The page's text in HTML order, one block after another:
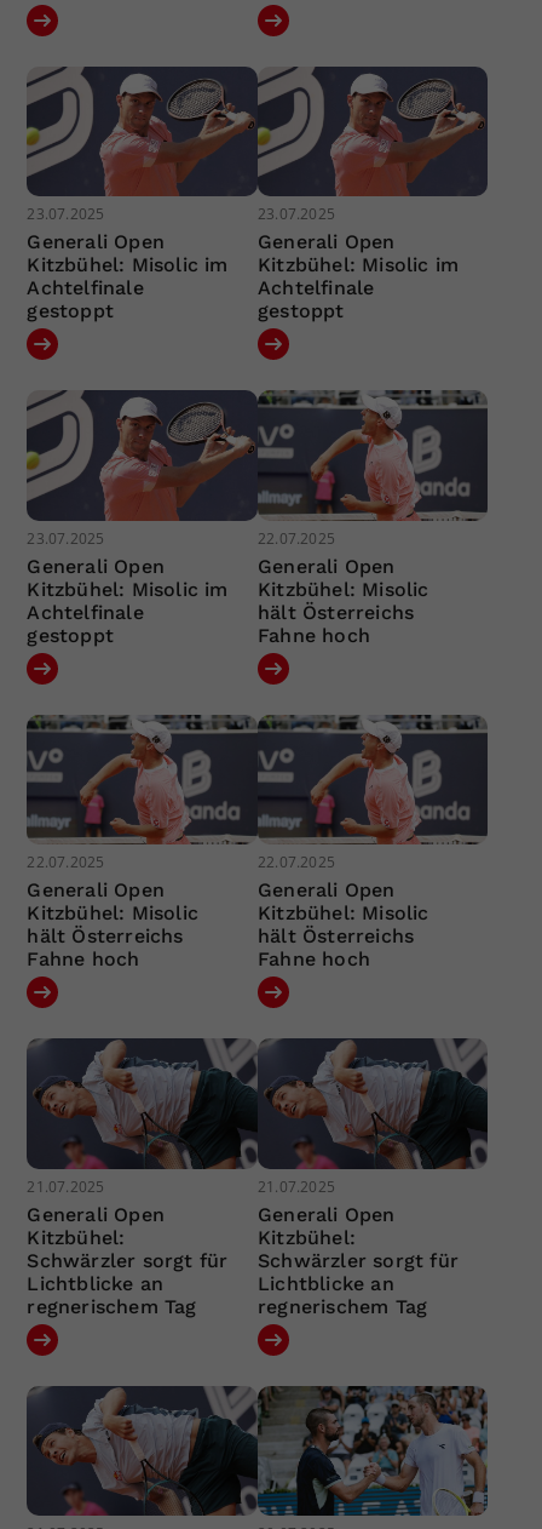
23.07.2025
Generali Open
Kitzbühel: Misolic im
Achtelfinale
gestoppt
23.07.2025
Generali Open
Kitzbühel: Misolic im
Achtelfinale
gestoppt
23.07.2025
Generali Open
Kitzbühel: Misolic im
Achtelfinale
gestoppt
22.07.2025
Generali Open
Kitzbühel: Misolic
hält Österreichs
Fahne hoch
22.07.2025
Generali Open
Kitzbühel: Misolic
hält Österreichs
Fahne hoch
22.07.2025
Generali Open
Kitzbühel: Misolic
hält Österreichs
Fahne hoch
21.07.2025
Generali Open
Kitzbühel:
Schwärzler sorgt für
Lichtblicke an
regnerischem Tag
21.07.2025
Generali Open
Kitzbühel:
Schwärzler sorgt für
Lichtblicke an
regnerischem Tag